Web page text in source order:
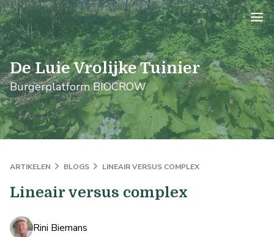
logo
De Luie Vrolijke Tuinier
Burgerplatform BIOCROW
ARTIKELEN BLOGS LINEAIR VERSUS COMPLEX
Lineair versus complex
Rini Biemans